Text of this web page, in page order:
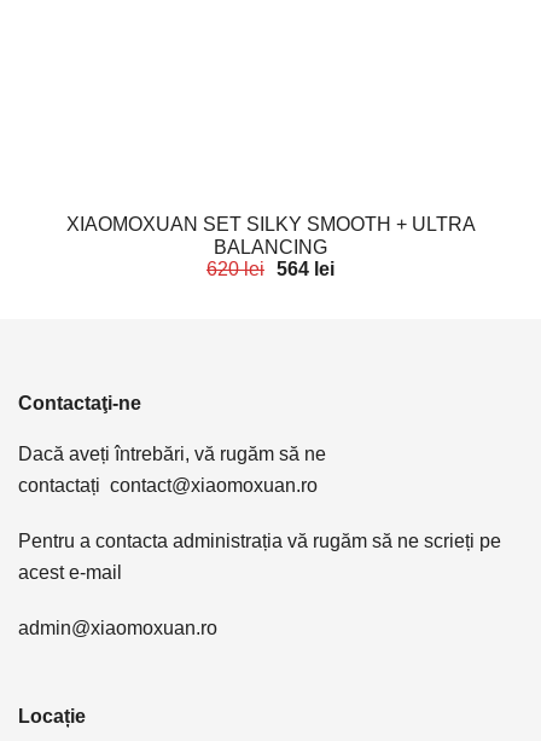
XIAOMOXUAN SET SILKY SMOOTH + ULTRA
BALANCING
620lei 564 lei
Contactaţi-ne
Dacă aveți întrebări, vă rugăm să ne
contactați contact@xiaomoxuan.ro
Pentru a contacta administrația vă rugăm să ne scrieți pe
acest e-mail
admin@xiaomoxuan.ro
Locație